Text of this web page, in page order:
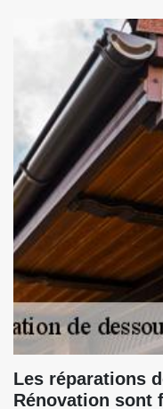
Les réparations
Rénovation sont